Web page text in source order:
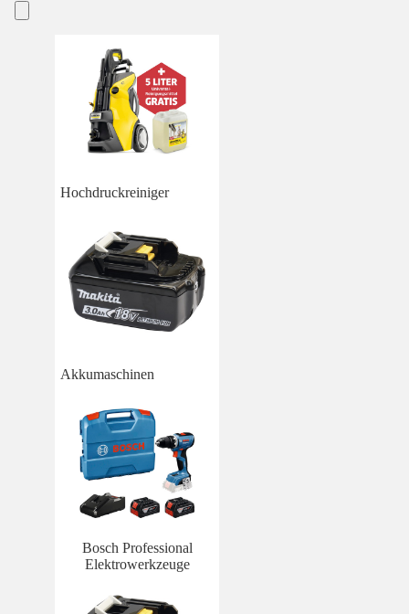
Hochdruckreiniger
Akkumaschinen
Bosch Professional
Elektrowerkzeuge